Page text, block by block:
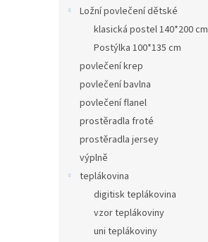
Ložní povlečení dětské
klasická postel 140*200 cm
Postýlka 100*135 cm
povlečení krep
povlečení bavlna
povlečení flanel
prostěradla froté
prostěradla jersey
výplně
teplákovina
digitisk teplákovina
vzor teplákoviny
uni teplákoviny